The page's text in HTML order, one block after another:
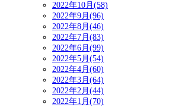
2022年10月(58)
2022年9月(96)
2022年8月(46)
2022年7月(83)
2022年6月(99)
2022年5月(54)
2022年4月(60)
2022年3月(64)
2022年2月(44)
2022年1月(70)